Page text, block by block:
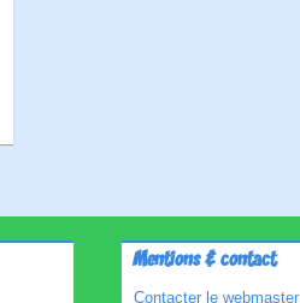
Mentions & contact
Contacter le webmaster